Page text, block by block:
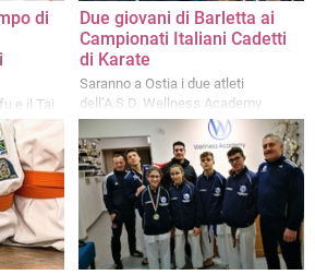
di
e il Tai
Due giovani di Barletta ai
Campionati Italiani Cadetti
di Karate
Saranno a Ostia i due atleti
dell’A.S.D. Wellness Academy